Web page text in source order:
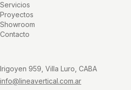
Servicios
Proyectos
Showroom
Contacto
Irigoyen 959, Villa Luro, CABA
info@lineavertical.com.ar